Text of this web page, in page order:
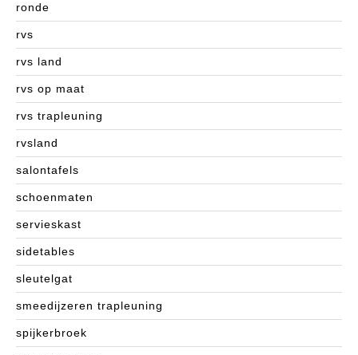
ronde
rvs
rvs land
rvs op maat
rvs trapleuning
rvsland
salontafels
schoenmaten
servieskast
sidetables
sleutelgat
smeedijzeren trapleuning
spijkerbroek